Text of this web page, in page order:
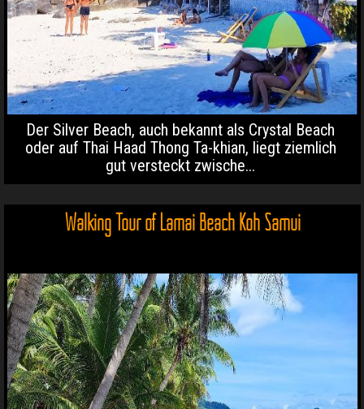
Der Silver Beach, auch bekannt als Crystal Beach
oder auf Thai Haad Thong Ta-khian, liegt ziemlich
gut versteckt zwische...
Walking Tour of Lamai Beach Koh Samui